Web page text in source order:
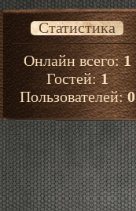
Статистика
Онлайн всего:1
Гостей:1
Пользователей:0